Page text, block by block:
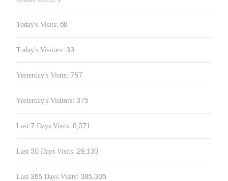
Today's Visits: 68
Today's Visitors: 33
Yesterday's Visits: 757
Yesterday's Visitors: 375
Last 7 Days Visits: 6,071
Last 30 Days Visits: 29,130
Last 365 Days Visits: 385,305